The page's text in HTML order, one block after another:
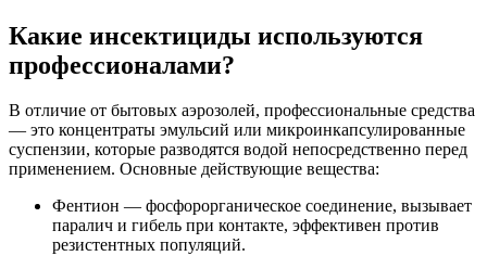
Какие инсектициды используются
профессионалами?
В отличие от бытовых аэрозолей, профессиональные средства
— это концентраты эмульсий или микроинкапсулированные
суспензии, которые разводятся водой непосредственно перед
применением. Основные действующие вещества:
Фентион — фосфорорганическое соединение, вызывает
паралич и гибель при контакте, эффективен против
резистентных популяций.